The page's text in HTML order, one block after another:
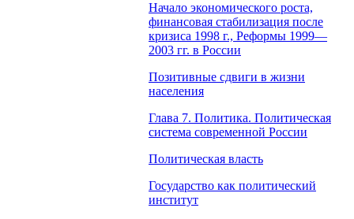
Начало экономического роста,
финансовая стабилизация после
кризиса 1998 г., Реформы 1999—
2003 гг. в России
Позитивные сдвиги в жизни
населения
Глава 7. Политика. Политическая
система современной России
Политическая власть
Государство как политический
институт